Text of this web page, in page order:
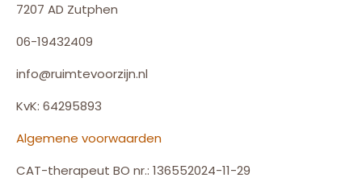
7207 AD Zutphen
06-19432409
info@ruimtevoorzijn.nl
KvK: 64295893
Algemene voorwaarden
CAT-therapeut BO nr.: 136552024-11-29